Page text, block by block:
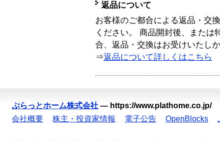
返品について
お客様のご都合による返品・交
ください。 商品開封後、または
合、返品・交換はお受けいたし
⇒返品について詳しくはこちら
ぷらっとホーム株式会社 — https://www.plathome.co.jp/
会社概要
株主・投資家情報 電子公告 OpenBlocks